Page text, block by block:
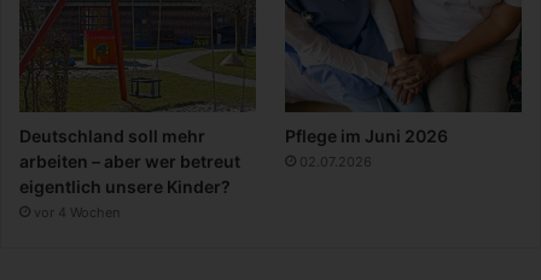
Deutschland soll mehr
arbeiten – aber wer betreut
eigentlich unsere Kinder?
vor 4 Wochen
Pflege im Juni 2026
02.07.2026